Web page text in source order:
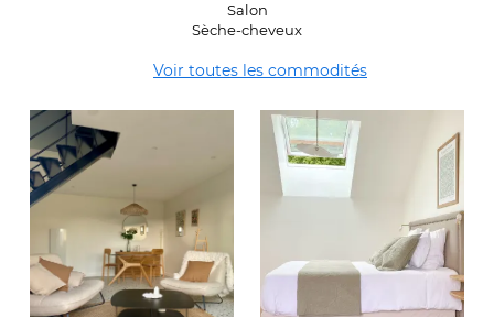
Salon
Sèche-cheveux
Voir toutes les commodités